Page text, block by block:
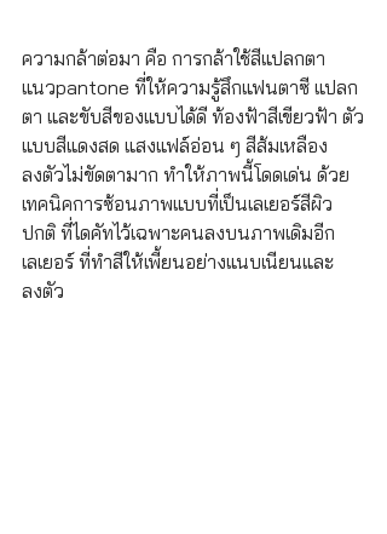
ความกล้าต่อมา คือ การกล้าใช้สีแปลกตา
แนวpantone ที่ให้ความรู้สึกแฟนตาซี แปลก
ตา และขับสีของแบบได้ดี ท้องฟ้าสีเขียวฟ้า ตัว
แบบสีแดงสด แสงแฟล์อ่อน ๆ สีส้มเหลือง
ลงตัวไม่ขัดตามาก ทำให้ภาพนี้โดดเด่น ด้วย
เทคนิคการซ้อนภาพแบบที่เป็นเลเยอร์สีผิว
ปกติ ที่ไดคัทไว้เฉพาะคนลงบนภาพเดิมอีก
เลเยอร์ ที่ทำสีให้เพี้ยนอย่างแนบเนียนและ
ลงตัว